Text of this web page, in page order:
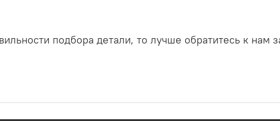
подбора детали, то лучше обратитесь к